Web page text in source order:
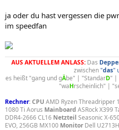
ja oder du hast vergessen die
im speedfan
AUS AKTUELLEM ANLASS:Das
zwischen"das"
es heißt "gang und gÄbe" | "StandarD" |
"waHrscheinlich" |
Rechner:CPU AMD Ryzen Threadripper
1080 Ti Aorus Mainboard ASRock X399
DDR4-2666 CL16 Netzteil Seasonic X-
EVO, 256GB MX100 Monitor Dell U2713H